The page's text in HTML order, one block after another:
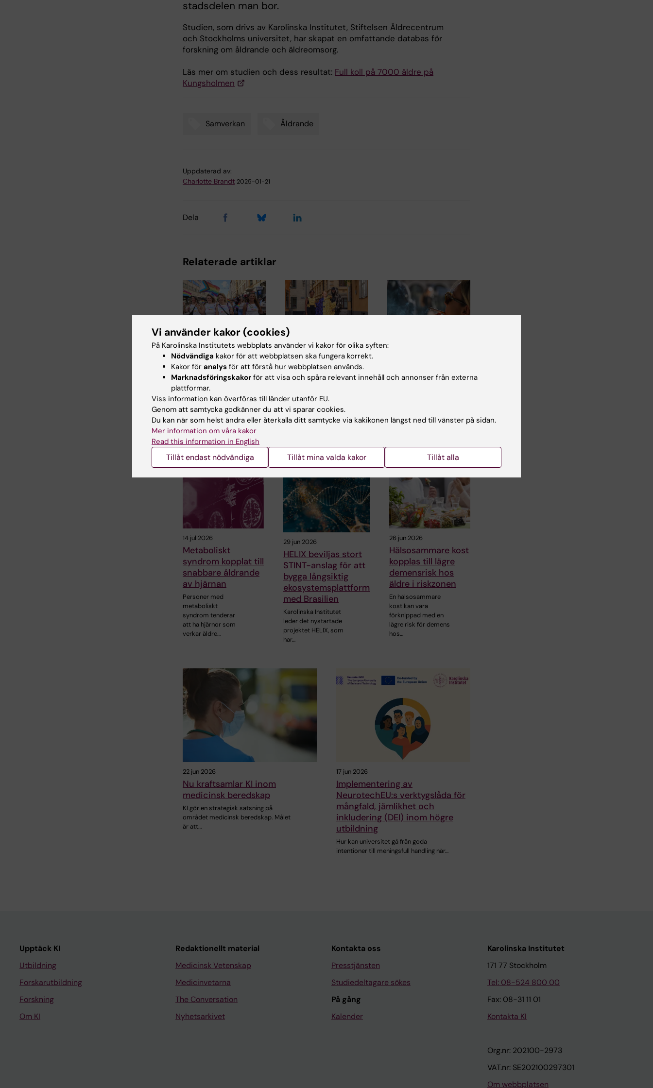
stadsdelen man bor.
Studien, som drivs av Karolinska Institutet, Stiftelsen Äldrecentrum
och Stockholms universitet, har skapat en omfattande databas för
forskning om åldrande och äldreomsorg.
Läs mer om studien och dess resultat: Full koll på 7000 äldre på
Kungsholmen
Samverkan Åldrande
Uppdaterad av:
Charlotte Brandt 2025-01-21
Dela
Relaterade artiklar
2 aug 2026
Rekordmånga firade
lika villkor med KI i
Prideparaden
Sensommarsolen
värmde över
Stockholm när
Karolinska Institutet
deltog i…
28 jul 2026
KI-forskare bakom
modekreation som
lyfter utmaningar
med hiv
När den 26:e
internationella
aidskonferensen
23 jul 2026
riktlinjer för att
forskare vid
14 jul 2026
Metaboliskt
syndrom kopplat till
snabbare åldrande
av hjärnan
Personer med
metaboliskt
syndrom tenderar
att ha hjärnor som
verkar äldre…
29 jun 2026
HELIX beviljas stort
STINT-anslag för att
bygga långsiktig
ekosystemsplattform
med Brasilien
Karolinska Institutet
leder det nystartade
projektet HELIX, som
har…
26 jun 2026
Hälsosammare kost
kopplas till lägre
demensrisk hos
äldre i riskzonen
En hälsosammare
kost kan vara
förknippad med en
lägre risk för demens
hos…
22 jun 2026
Nu kraftsamlar KI inom
medicinsk beredskap
KI gör en strategisk satsning på
området medicinsk beredskap. Målet
är att…
17 jun 2026
Implementering av
NeurotechEU:s verktygslåda för
mångfald, jämlikhet och
inkludering (DEI) inom högre
utbildning
Hur kan universitet gå från goda
intentioner till meningsfull handling när…
Upptäck KI
Utbildning
Forskarutbildning
Forskning
Om KI
Redaktionellt material
Medicinsk Vetenskap
Medicinvetarna
The Conversation
Nyhetsarkivet
Kontakta oss
Presstjänsten
Studiedeltagare sökes
På gång
Kalender
Karolinska Institutet
171 77 Stockholm
Tel: 08-524 800 00
Fax: 08-31 11 01
Kontakta KI
Org.nr: 202100-2973
VAT.nr: SE202100297301
Om webbplatsen
Vi använder kakor (cookies)
På Karolinska Institutets webbplats använder vi kakor för olika syften:
Nödvändiga kakor för att webbplatsen ska fungera korrekt.
Kakor för analys för att förstå hur webbplatsen används.
Marknadsföringskakor för att visa och spåra relevant innehåll och annonser från externa
plattformar.
Viss information kan överföras till länder utanför EU.
Genom att samtycka godkänner du att vi sparar cookies.
Du kan när som helst ändra eller återkalla ditt samtycke via kakikonen längst ned till vänster på sidan.
Mer information om våra kakor
Read this information in English
Tillåt endast nödvändiga Tillåt mina valda kakor Tillåt alla